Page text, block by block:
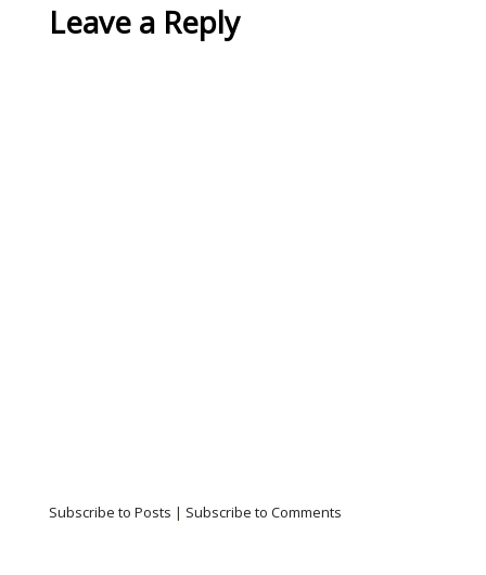
Leave a Reply
Subscribe to Posts | Subscribe to Comments